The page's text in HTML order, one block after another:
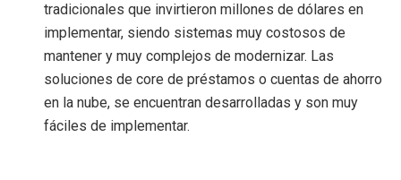
tradicionales que invirtieron millones de dólares en
implementar, siendo sistemas muy costosos de
mantener y muy complejos de modernizar. Las
soluciones de core de préstamos o cuentas de ahorro
en la nube, se encuentran desarrolladas y son muy
fáciles de implementar.